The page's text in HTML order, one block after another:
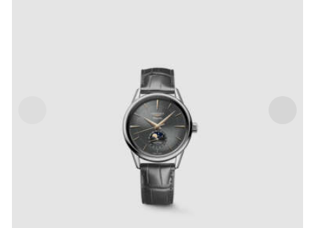
LONGINES FLAGSHIP HERITAGE MOONPHASE
3,450.00 IVA Inclusa